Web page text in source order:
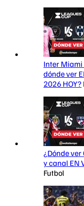
Inter Miami
dónde ver
2026 HOY?
¿Dónde ver
y canal EN
Futbol